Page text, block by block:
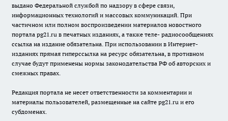
выдано Федеральной службой по надзору в сфере связи,
информационных технологий и массовых коммуникаций. При
частичном или полном воспроизведении материалов новостного
портала pg21.ru в печатных изданиях, а также теле- радиосообщениях
ссылка на издание обязательна. При использовании в Интернет-
изданиях прямая гиперссылка на ресурс обязательна, в противном
случае будут применены нормы законодательства РФ об авторских и
смежных правах.
Редакция портала не несет ответственности за комментарии и
материалы пользователей, размещенные на сайте pg21.ru и его
субдоменах.